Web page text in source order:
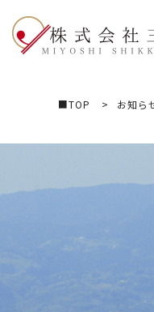
■TOP お知ら